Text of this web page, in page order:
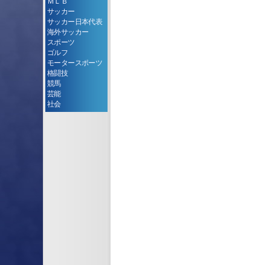
サッカー
サッカー日本代表
海外サッカー
スポーツ
ゴルフ
モータースポーツ
格闘技
競馬
芸能
社会